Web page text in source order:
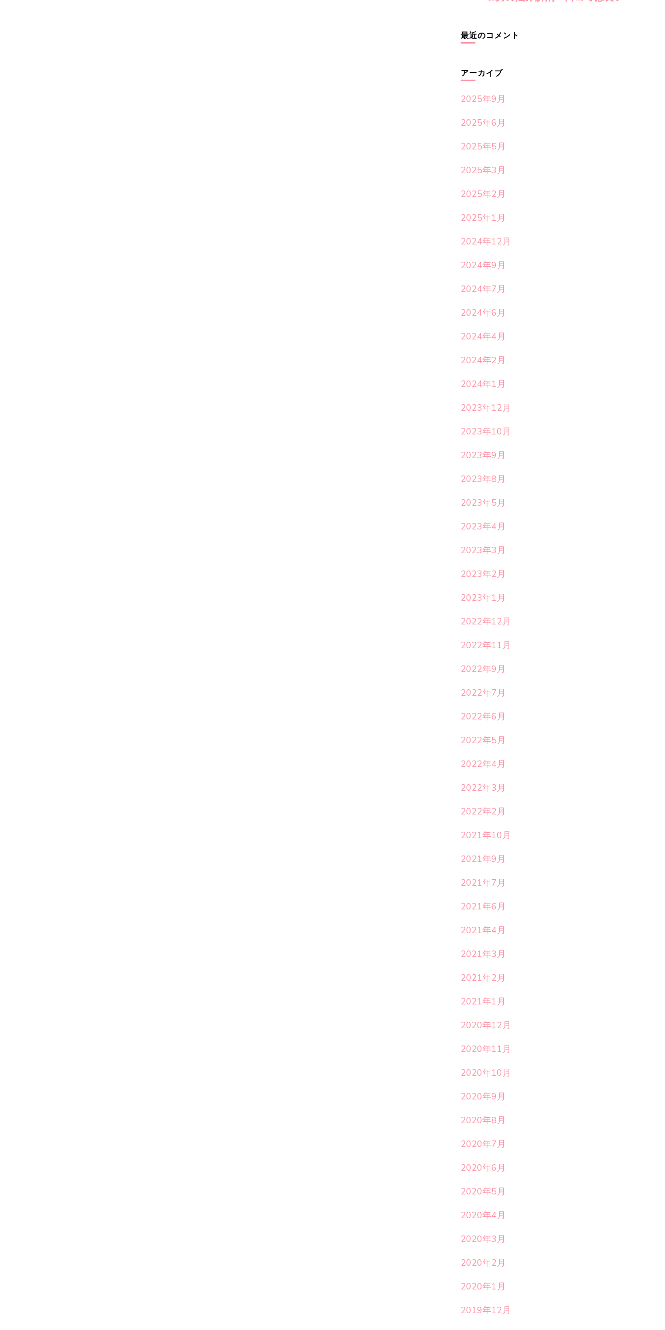
最近のコメント
アーカイブ
2025年9月
2025年6月
2025年5月
2025年3月
2025年2月
2025年1月
2024年12月
2024年9月
2024年7月
2024年6月
2024年4月
2024年2月
2024年1月
2023年12月
2023年10月
2023年9月
2023年8月
2023年5月
2023年4月
2023年3月
2023年2月
2023年1月
2022年12月
2022年11月
2022年9月
2022年7月
2022年6月
2022年5月
2022年4月
2022年3月
2022年2月
2021年10月
2021年9月
2021年7月
2021年6月
2021年4月
2021年3月
2021年2月
2021年1月
2020年12月
2020年11月
2020年10月
2020年9月
2020年8月
2020年7月
2020年6月
2020年5月
2020年4月
2020年3月
2020年2月
2020年1月
2019年12月